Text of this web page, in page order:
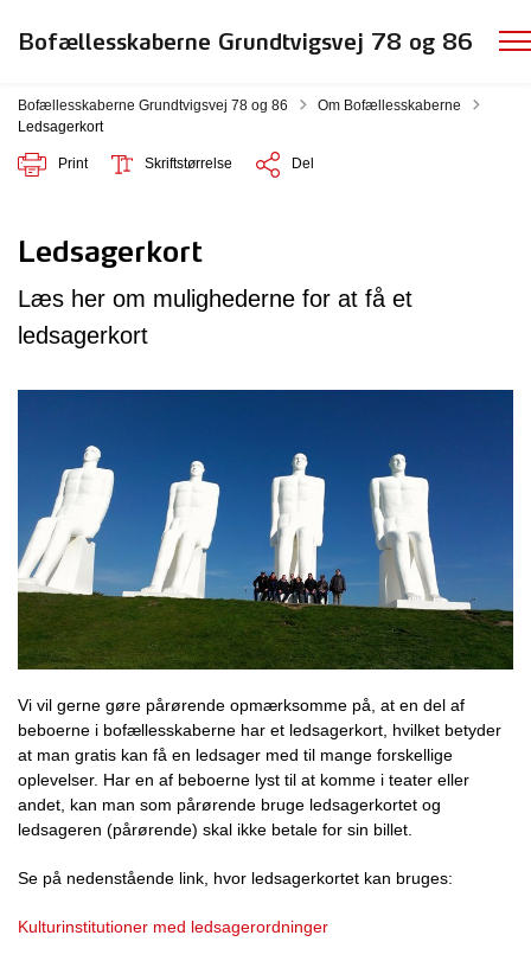
Bofællesskaberne Grundtvigsvej 78 og 86
Bofællesskaberne Grundtvigsvej 78 og 86 Tilbage til
Om Bofællesskaberne
Ledsagerkort
Print Skriftstørrelse Del
Ledsagerkort
Læs her om mulighederne for at få et
ledsagerkort
Vi vil gerne gøre pårørende opmærksomme på, at en del af
beboerne i bofællesskaberne har et ledsagerkort, hvilket betyder
at man gratis kan få en ledsager med til mange forskellige
oplevelser. Har en af beboerne lyst til at komme i teater eller
andet, kan man som pårørende bruge ledsagerkortet og
ledsageren (pårørende) skal ikke betale for sin billet.
Se på nedenstående link, hvor ledsagerkortet kan bruges:
Kulturinstitutioner med ledsagerordninger